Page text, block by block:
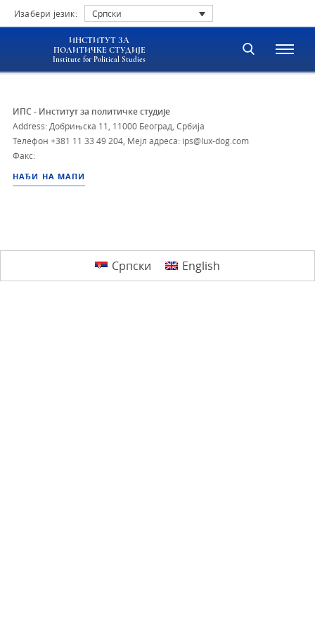
Изабери језик: Српски
ИНСТИТУТ ЗА
ПОЛИТИЧКЕ СТУДИЈЕ
Institute for Political Studies
ИПС - Институт за политичке студије
Address: Добрињска 11, 11000 Београд, Србија
Телефон +381 11 33 49 204 Мејл адреса: ips@lux-dog.com
Факс:
НАЂИ НА МАПИ
Српски English